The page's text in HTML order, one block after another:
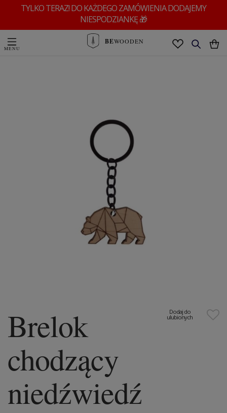
TYLKO TERAZ! DO KAŻDEGO ZAMÓWIENIA DODAJEMY
NIESPODZIANKĘ 🎁
BEWOODEN
Dodaj do
ulubionych
Brelok
chodzący
niedźwiedź